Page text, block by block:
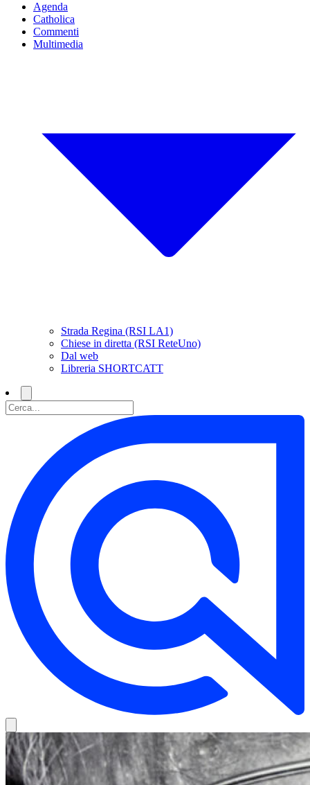
Agenda
Catholica
Commenti
Multimedia
Strada Regina (RSI LA1)
Chiese in diretta (RSI ReteUno)
Dal web
Libreria SHORTCATT